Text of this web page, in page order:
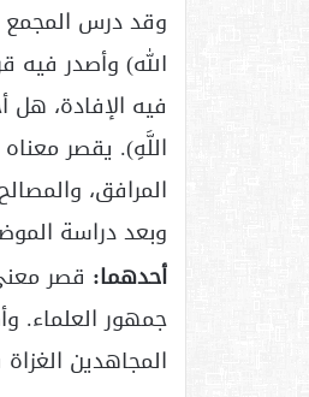
وقد درس المجمع
الله) وأصدر فيه
فيه الإفادة، هل
اللَّهِ). يقصر
المرافق،
وبعد دراسة
أحدهما: قصر
جمهور العلماء.
المجاهدين